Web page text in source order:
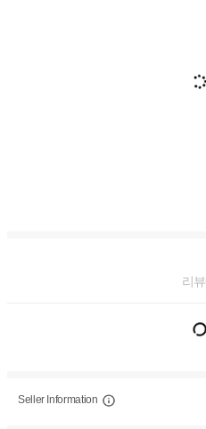
리뷰
Seller Information